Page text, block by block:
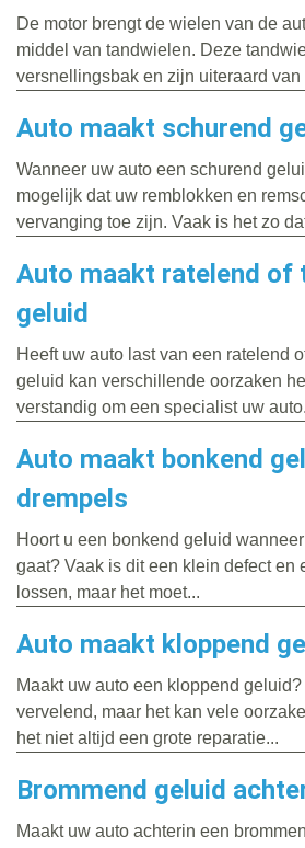
De motor brengt de wielen van de
middel van tandwielen. Deze
versnellingsbak en zijn uiteraard van
Auto maakt schurend
Wanneer uw auto een schurend
mogelijk dat uw remblokken en
vervanging toe zijn. Vaak is het zo
Auto maakt ratelend of
geluid
Heeft uw auto last van een ratelend
geluid kan verschillende oorzaken
verstandig om een specialist uw
Auto maakt bonkend
drempels
Hoort u een bonkend geluid
gaat? Vaak is dit een klein defect en
lossen, maar het moet...
Auto maakt kloppend
Maakt uw auto een kloppend
vervelend, maar het kan vele
het niet altijd een grote reparatie...
Brommend geluid
Maakt uw auto achterin een